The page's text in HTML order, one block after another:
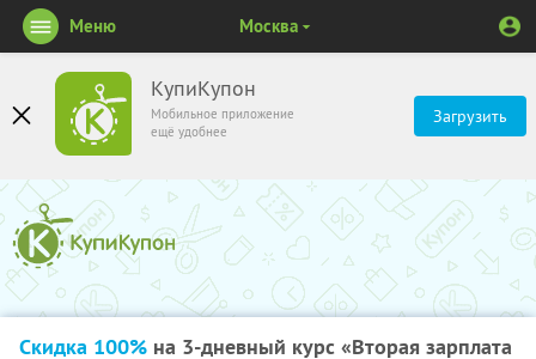
КупиКупон
Мобильное приложение
ещё удобнее
Загрузить
Меню Москва
Скидка 100% на 3-дневный курс «Вторая зарплата